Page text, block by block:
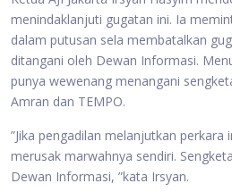
menindaklanjuti gugatan ini. Ia
dalam putusan sela membatalkan
ditangani oleh Dewan Informasi.
punya wewenang menangani
Amran dan TEMPO.
”Jika pengadilan melanjutkan perkara
merusak marwahnya sendiri.
Dewan Informasi, ”kata Irsyan.